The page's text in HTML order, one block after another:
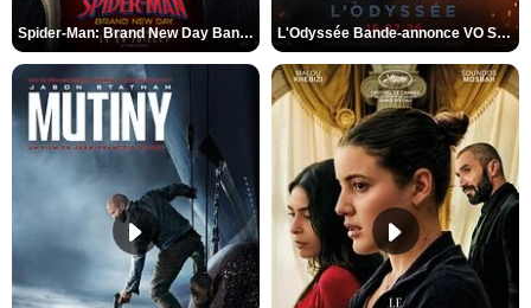
Spider-Man: Brand New Day Bande-annonce VO STFR L'Odyssée Bande-annonce VO STFR